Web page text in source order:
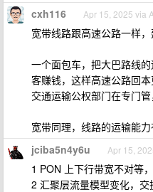
cxh116 Apr 15, 2025 via
宽带线路跟高速公路一样，
一个面包车，把大巴路线
客赚钱，这样高速公路回
交通运输公权部门在专门管
宽带同理，线路的运输能
jciba5n4y6u Apr 15,
1 PON 上下行带宽不对等
2 汇聚层流量模型变化，